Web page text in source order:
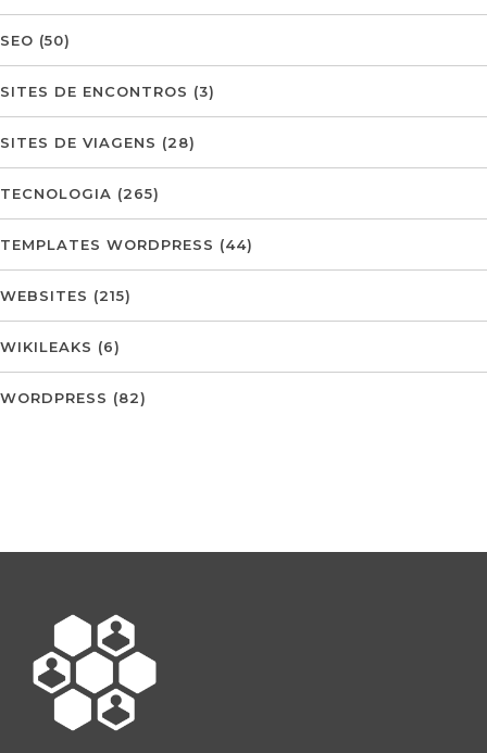
SEO (50)
SITES DE ENCONTROS (3)
SITES DE VIAGENS (28)
TECNOLOGIA (265)
TEMPLATES WORDPRESS (44)
WEBSITES (215)
WIKILEAKS (6)
WORDPRESS (82)